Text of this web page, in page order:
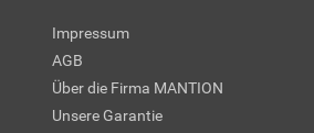
Impressum
AGB
Über die Firma MANTION
Unsere Garantie